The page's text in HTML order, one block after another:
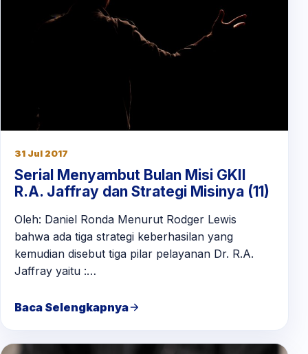
31 Jul 2017
Serial Menyambut Bulan Misi GKII
R.A. Jaffray dan Strategi Misinya (11)
Oleh: Daniel Ronda Menurut Rodger Lewis
bahwa ada tiga strategi keberhasilan yang
kemudian disebut tiga pilar pelayanan Dr. R.A.
Jaffray yaitu :…
Baca Selengkapnya